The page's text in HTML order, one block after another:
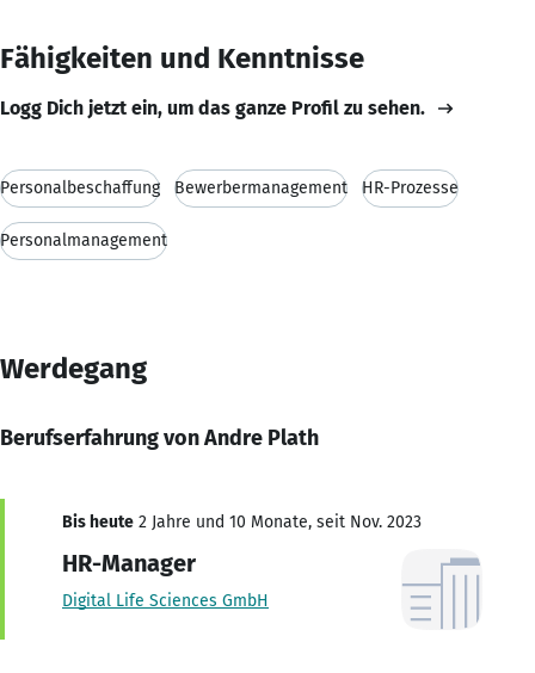
Fähigkeiten und Kenntnisse
Logg Dich jetzt ein, um das ganze Profil zu sehen.
Personalbeschaffung Bewerbermanagement HR-Prozesse
Personalmanagement
Werdegang
Berufserfahrung von Andre Plath
Bis heute 2 Jahre und 10 Monate, seit Nov. 2023
HR-Manager
Digital Life Sciences GmbH